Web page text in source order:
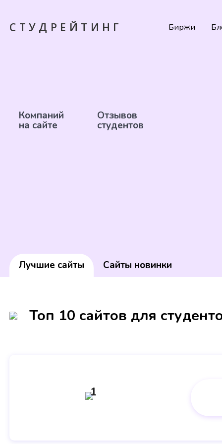
СТУДРЕЙТИНГ Биржи
Компаний
на сайте
Отзывов
студентов
Лучшие сайты Сайты новинки
Топ 10 сайтов для
1